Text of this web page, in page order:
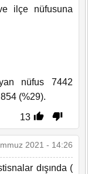
ilçe nüfusuna
nüfus 7442
(%29).
13
2021 - 14:26
dışında (